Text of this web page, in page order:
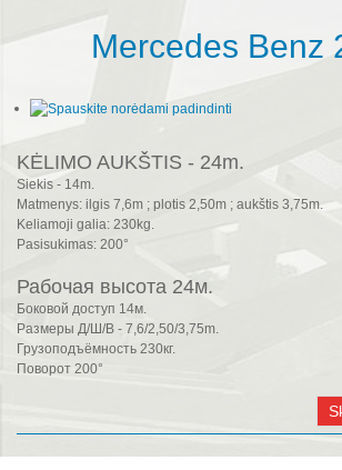
Mercedes Benz
KĖLIMO AUKŠTIS - 24m.
Siekis - 14m.
Matmenys: ilgis 7,6m ; plotis 2,50m ; aukštis 3,75m.
Keliamoji galia: 230kg.
Pasisukimas: 200°
Рабочая высота 24м.
Боковой доступ 14м.
Размеры Д/Ш/В - 7,6/2,50/3,75m.
Грузоподъёмность 230кг.
Поворот 200°